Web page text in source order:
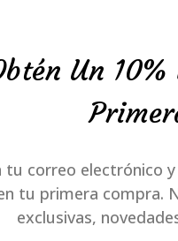
una ventana
preferencias», aceptas que
y como se describe en
favor, ten en cuenta que
Un 10%
tu correo electrónico
tu primera compra.
exclusivas,